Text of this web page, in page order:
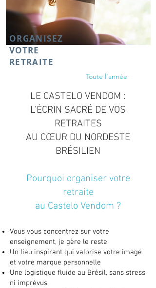
ORGANISEZ
VOTRE
RETRAITE
Toute l'année
LE CASTELO VENDOM :
L’ÉCRIN SACRÉ DE VOS
RETRAITES
AU CŒUR DU NORDESTE
BRÉSILIEN
Pourquoi organiser votre
retraite
au Castelo Vendom ?
Vous vous concentrez sur votre
enseignement, je gère le reste
Un lieu inspirant qui valorise votre image
et votre marque personnelle
Une logistique fluide au Brésil, sans stress
ni imprévus